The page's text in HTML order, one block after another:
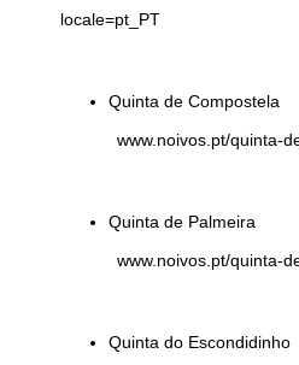
locale=pt_PT
Quinta de Compostela
www.noivos.pt/quinta-
Quinta de Palmeira
www.noivos.pt/quinta-
Quinta do Escondidinho